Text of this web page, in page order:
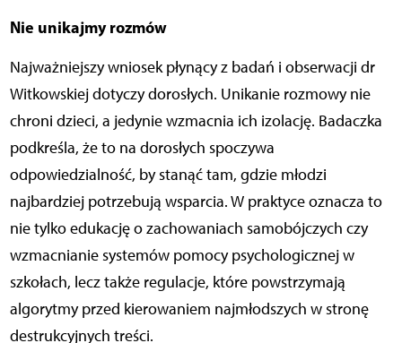
Nie unikajmy rozmów
Najważniejszy wniosek płynący z badań i obserwacji dr
Witkowskiej dotyczy dorosłych. Unikanie rozmowy nie
chroni dzieci, a jedynie wzmacnia ich izolację. Badaczka
podkreśla, że to na dorosłych spoczywa
odpowiedzialność, by stanąć tam, gdzie młodzi
najbardziej potrzebują wsparcia. W praktyce oznacza to
nie tylko edukację o zachowaniach samobójczych czy
wzmacnianie systemów pomocy psychologicznej w
szkołach, lecz także regulacje, które powstrzymają
algorytmy przed kierowaniem najmłodszych w stronę
destrukcyjnych treści.